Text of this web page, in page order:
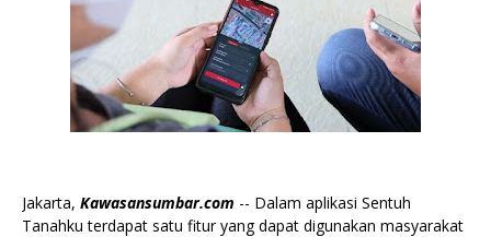
Jakarta, Kawasansumbar.com -- Dalam aplikasi Sentuh
Tanahku terdapat satu fitur yang dapat digunakan masyarakat